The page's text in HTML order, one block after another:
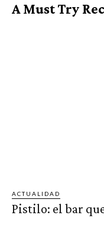
A Must Try
ACTUALIDAD
Pistilo: el bar